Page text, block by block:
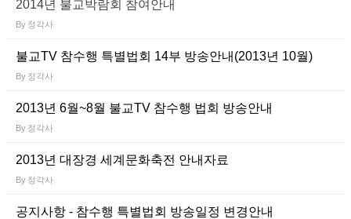
2014년 불교박람회 참여안내
By 정각사
불교TV 참수행 특별법회 14부 방송안내(2013년 10월)
By 정각사
2013년 6월~8월 불교TV 참수행 법회 방송안내
By 정각사
2013년 대장경 세계문화축전 안내자료
By 정각사
공지사항 - 참수행 특별법회 방송일정 변경안내